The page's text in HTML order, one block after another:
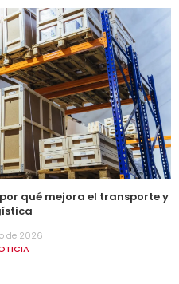
qué mejora el transporte y
de 2026